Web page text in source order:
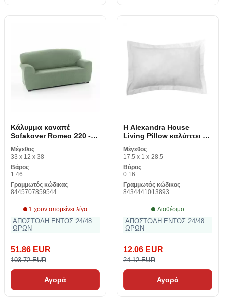
Κάλυμμα καναπέ
Sofakover Romeo 220 -
260 cm 4 καθίσματα
Μέγεθος
33 x 12 x 38
Βάρος
1.46
Γραμμωτός κώδικας
8445707859544
Έχουν απομείνει λίγα
ΑΠΟΣΤΟΛΗ ΕΝΤΟΣ 24/48
ΩΡΩΝ
51.86 EUR
103.72 EUR
Αγορά
Η Alexandra House
Living Pillow καλύπτει το
λευκό 55 x 55 + 5 cm
Μέγεθος
17.5 x 1 x 28.5
Βάρος
0.16
Γραμμωτός κώδικας
8434441013893
Διαθέσιμο
ΑΠΟΣΤΟΛΗ ΕΝΤΟΣ 24/48
ΩΡΩΝ
12.06 EUR
24.12 EUR
Αγορά